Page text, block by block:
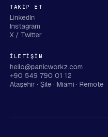
TAKIP ET
LinkedIn
Instagram
X / Twitter
İLETIŞIM
hello@panicworkz.com
+90 549 790 01 12
Ataşehir · Şile · Miami · Remote